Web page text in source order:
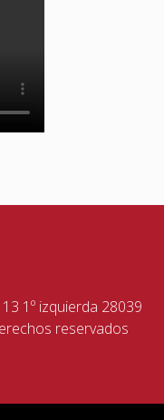
1º izquierda 28039
reservados